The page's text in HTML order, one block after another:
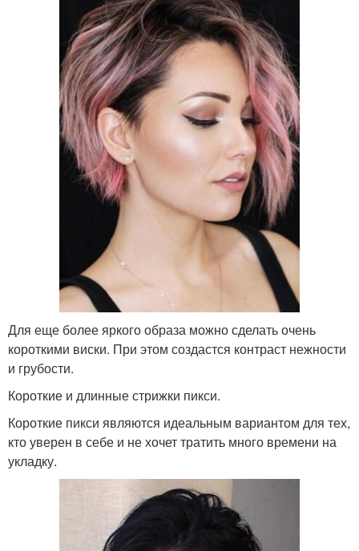
Для еще более яркого образа можно сделать очень
короткими виски. При этом создастся контраст нежности
и грубости.
Короткие и длинные стрижки пикси.
Короткие пикси являются идеальным вариантом для тех,
кто уверен в себе и не хочет тратить много времени на
укладку.